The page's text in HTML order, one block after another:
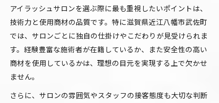
アイラッシュサロンの仕掛けが選ばれる理由を
解説
ボリュームラッシュと仕掛けの違いに注目した
比較
マツエク近江八幡で選ばれるサロンの特徴を紹
サロン独自の仕掛けで得られる仕上がりの魅力
アイラッシュサロンを選ぶ際に最も重視したいポイントは、
技術力と使用商材の品質です。特に滋賀県近江八幡市武佐町
では、サロンごとに独自の仕掛けやこだわりが見受けられま
す。経験豊富な施術者が在籍しているか、また安全性の高い
商材を使用しているかは、理想の目元を実現する上で欠かせ
ません。
さらに、サロンの雰囲気やスタッフの接客態度も大切な判断